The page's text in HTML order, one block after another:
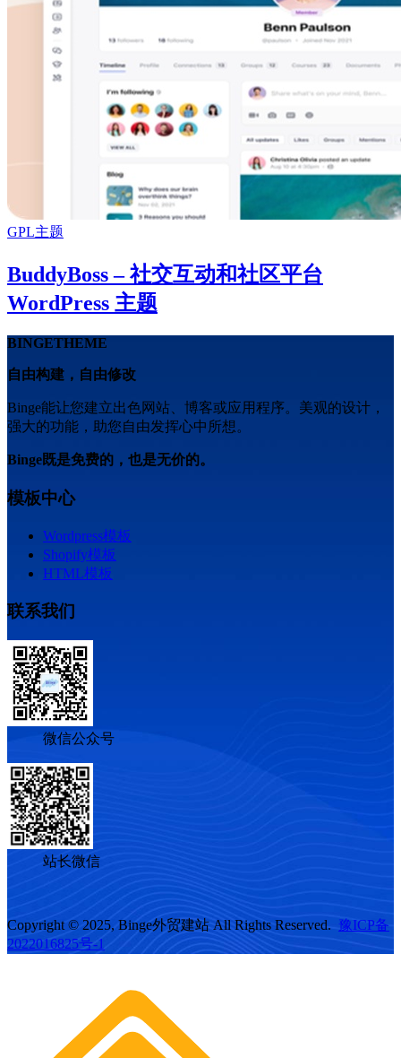
GPL主题
BuddyBoss – 社交互动和社区平台
WordPress 主题
BINGETHEME
自由构建，自由修改
Binge能让您建立出色网站、博客或应用程序。美观的设计，
强大的功能，助您自由发挥心中所想。
Binge既是免费的，也是无价的。
模板中心
Wordpress模板
Shopify模板
HTML模板
联系我们
微信公众号
站长微信
Copyright © 2025, Binge外贸建站 All Rights Reserved. 豫ICP备
2022016825号-1